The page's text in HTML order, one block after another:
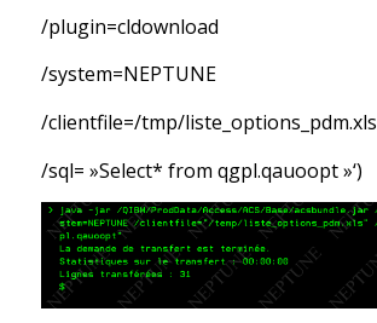
/plugin=cldownload
/system=NEPTUNE
/clientfile=/tmp/liste_options_pdm.xls
/sql= »Select* from qgpl.qauoopt »‘)